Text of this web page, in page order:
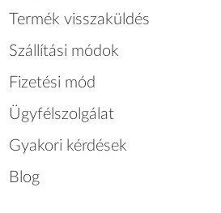
Termék visszaküldés
Szállítási módok
Fizetési mód
Ügyfélszolgálat
Gyakori kérdések
Blog